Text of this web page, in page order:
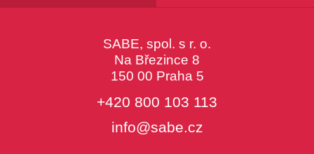
SABE, spol. s r. o.
Na Březince 8
150 00 Praha 5
+420 800 103 113
info@sabe.cz